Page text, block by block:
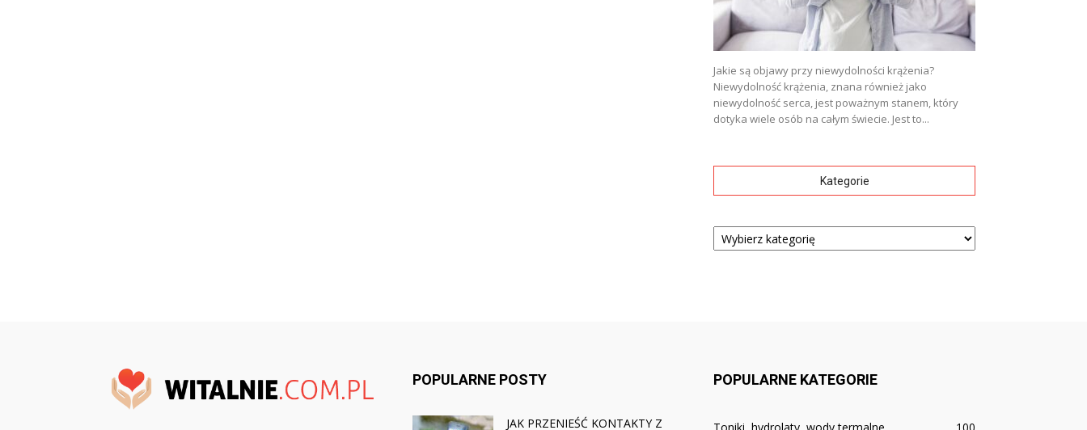
Jakie są objawy przy niewydolności krążenia?
Niewydolność krążenia, znana również jako
niewydolność serca, jest poważnym stanem, który
dotyka wiele osób na całym świecie. Jest to...
Kategorie
Kategorie
POPULARNE POSTY
JAK PRZENIEŚĆ KONTAKTY Z
POPULARNE KATEGORIE